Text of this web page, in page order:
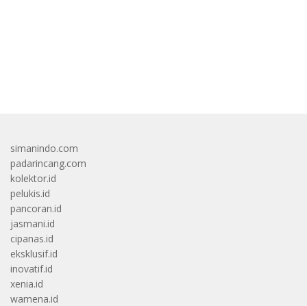
simanindo.com
padarincang.com
kolektor.id
pelukis.id
pancoran.id
jasmani.id
cipanas.id
eksklusif.id
inovatif.id
xenia.id
wamena.id